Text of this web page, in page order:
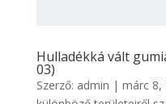
Hulladékká vált
03)
Szerző: admin | márc 8,